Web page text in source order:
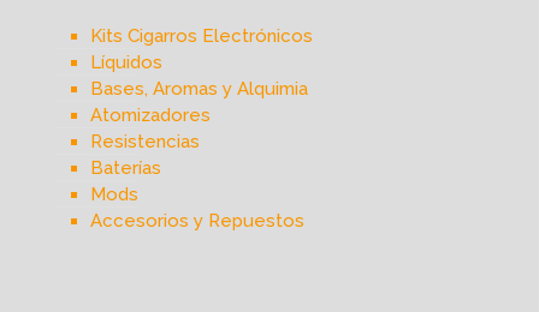
Kits Cigarros Electrónicos
Líquidos
Bases, Aromas y Alquimia
Atomizadores
Resistencias
Baterías
Mods
Accesorios y Repuestos